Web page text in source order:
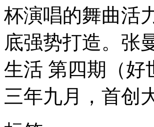
杯演唱的舞曲活
底强势打造。张
生活 第四期（好
三年九月，首创